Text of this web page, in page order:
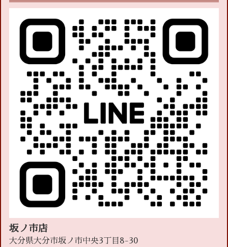
坂ノ市店
大分県大分市坂ノ市中央3丁目8-30